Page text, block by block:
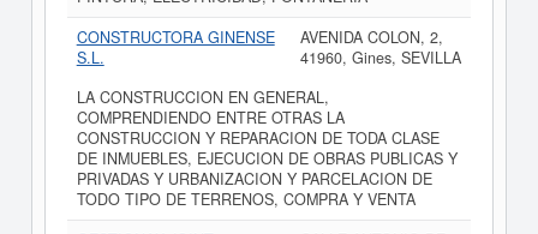
CONSTRUCTORA GINENSE
S.L.
AVENIDA COLON, 2,
41960, Gines, SEVILLA
LA CONSTRUCCION EN GENERAL,
COMPRENDIENDO ENTRE OTRAS LA
CONSTRUCCION Y REPARACION DE TODA CLASE
DE INMUEBLES, EJECUCION DE OBRAS PUBLICAS Y
PRIVADAS Y URBANIZACION Y PARCELACION DE
TODO TIPO DE TERRENOS, COMPRA Y VENTA